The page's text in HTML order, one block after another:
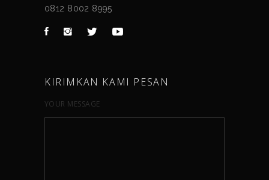
0812 8002 8995
KIRIMKAN KAMI PESAN
YOUR MESSAGE